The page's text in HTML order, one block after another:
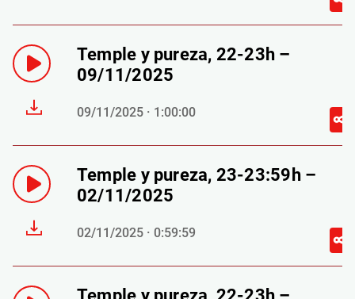
Temple y pureza, 22-23h –
09/11/2025
09/11/2025 · 1:00:00
Temple y pureza, 23-23:59h –
02/11/2025
02/11/2025 · 0:59:59